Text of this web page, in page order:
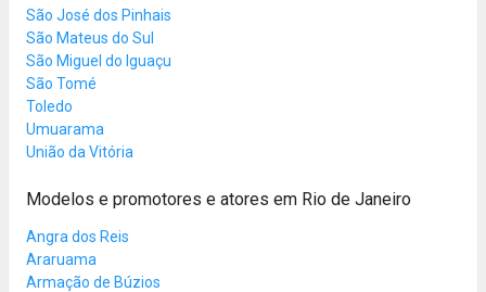
São José dos Pinhais
São Mateus do Sul
São Miguel do Iguaçu
São Tomé
Toledo
Umuarama
União da Vitória
Modelos e promotores e atores em Rio de Janeiro
Angra dos Reis
Araruama
Armação de Búzios